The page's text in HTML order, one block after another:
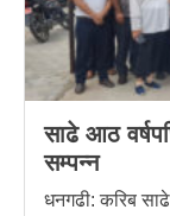
साढे आठ
सम्पन्न
धनगढी: करिब